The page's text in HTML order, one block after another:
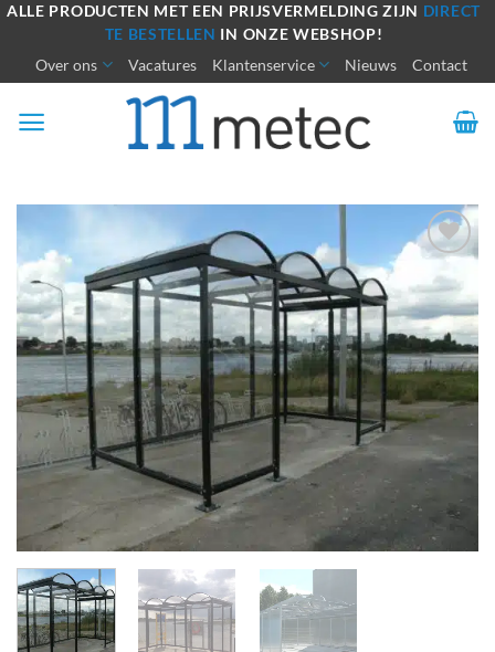
Ga
inhoud
ALLE PRODUCTEN MET EEN PRIJSVERMELDING ZIJN DIRECT
TE BESTELLEN IN ONZE WEBSHOP!
Over ons Vacatures Klantenservice Nieuws Contact